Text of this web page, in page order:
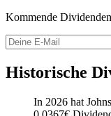
Kommende
Historische
In 2026 hat